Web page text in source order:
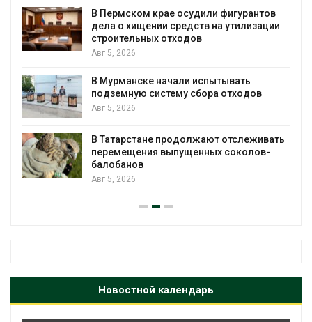
В Пермском крае осудили фигурантов
дела о хищении средств на утилизации
строительных отходов
Авг 5, 2026
В Мурманске начали испытывать
подземную систему сбора отходов
Авг 5, 2026
В Татарстане продолжают отслеживать
перемещения выпущенных соколов-
балобанов
Авг 5, 2026
Новостной календарь